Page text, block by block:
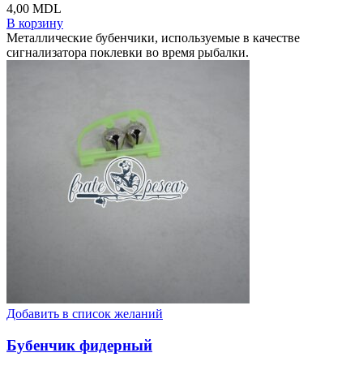
4,00 MDL
В корзину
Металлические бубенчики, используемые в качестве
сигнализатора поклевки во время рыбалки.
Добавить в список желаний
Бубенчик фидерный